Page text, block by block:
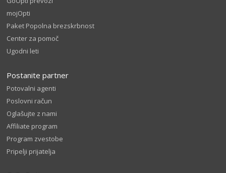
mojOpti
Paket Popolna brezskrbnost
Center za pomoč
Ugodni leti
Postanite partner
Potovalni agenti
Poslovni račun
Oglašujte z nami
Affiliate program
Program zvestobe
Pripelji prijatelja